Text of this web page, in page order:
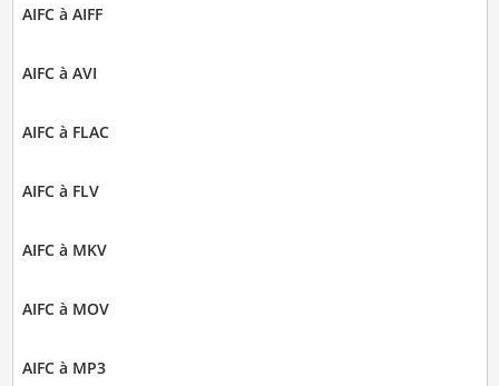
AIFC à AIFF
AIFC à AVI
AIFC à FLAC
AIFC à FLV
AIFC à MKV
AIFC à MOV
AIFC à MP3